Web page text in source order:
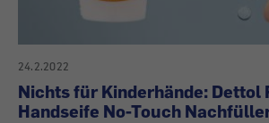
24.2.2022
Nichts für Kinderhände: Dettol
Handseife No-Touch